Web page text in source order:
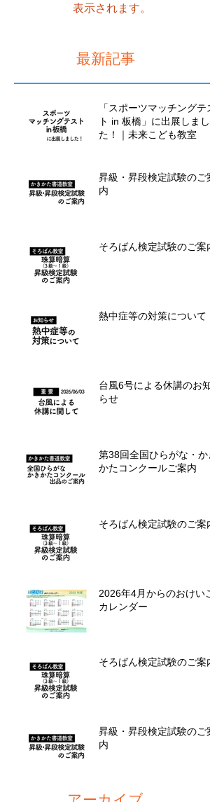
表示されます。
最新記事
「スポーツマッチングテス
ト in 板橋」に出展しまし
た！｜未来こども教室
昇級・昇段検定試験のご案
内
そろばん検定試験のご案内
熱中症等の対策について
台風6号による休講のお知
らせ
第38回全国ひらがな・かき
かたコンクールご案内
そろばん検定試験のご案内
2026年4月からのおけいこ
カレンダー
そろばん検定試験のご案内
昇級・昇段検定試験のご案
内